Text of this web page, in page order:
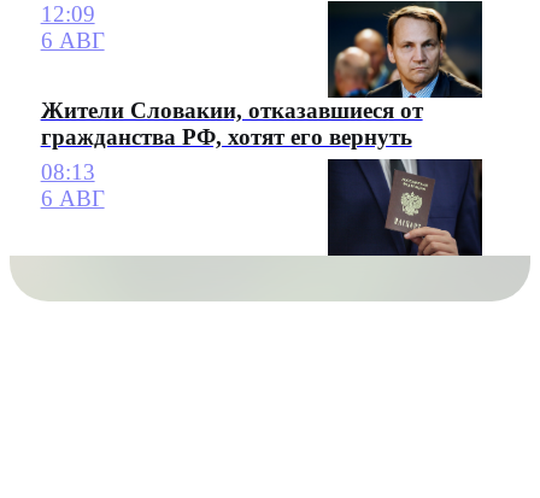
12:09
6 АВГ
Жители Словакии, отказавшиеся от
гражданства РФ, хотят его вернуть
08:13
6 АВГ